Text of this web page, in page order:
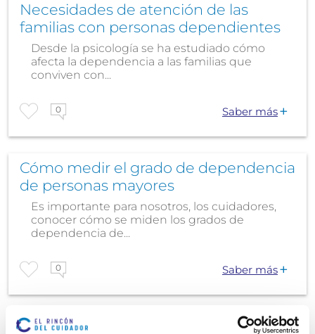
Necesidades de atención de las
familias con personas dependientes
Desde la psicología se ha estudiado cómo
afecta la dependencia a las familias que
conviven con...
0 Saber más
Cómo medir el grado de dependencia
de personas mayores
Es importante para nosotros, los cuidadores,
conocer cómo se miden los grados de
dependencia de...
0 Saber más
Dependencia y accesibilidad